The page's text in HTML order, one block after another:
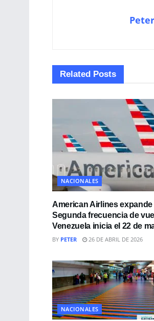
Peter
Related Posts
NACIONALES
American Airlines
Segunda frecuencia de
Venezuela inicia el 22 de
BY PETER 26 DE ABRIL DE 2026
NACIONALES